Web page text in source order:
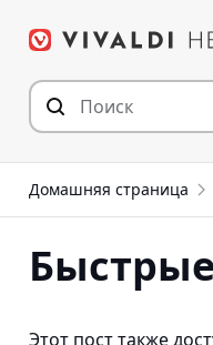
Домашняя страница
Этот пост также